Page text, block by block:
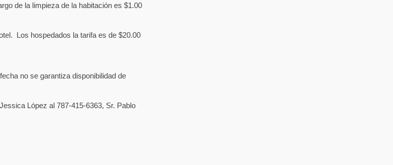
de la limpieza de la habitación es $1.00
Los hospedados la tarifa es de $20.00
no se garantiza disponibilidad de
López al 787-415-6363, Sr. Pablo